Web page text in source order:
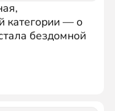
категории — о
бездомной